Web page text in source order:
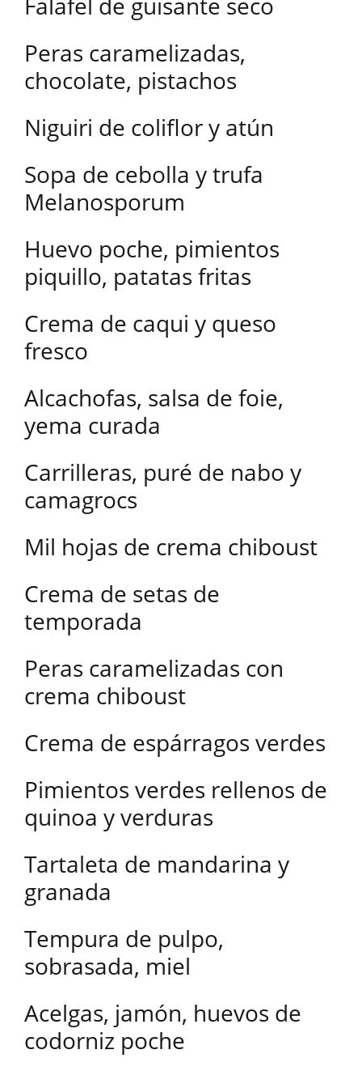
Peras caramelizadas,
chocolate, pistachos
Niguiri de coliflor y atún
Sopa de cebolla y trufa
Melanosporum
Huevo poche, pimientos
piquillo, patatas fritas
Crema de caqui y queso
fresco
Alcachofas, salsa de foie,
yema curada
Carrilleras, puré de nabo y
camagrocs
Mil hojas de crema chiboust
Crema de setas de
temporada
Peras caramelizadas con
crema chiboust
Crema de espárragos verdes
Pimientos verdes rellenos de
quinoa y verduras
Tartaleta de mandarina y
granada
Tempura de pulpo,
sobrasada, miel
Acelgas, jamón, huevos de
codorniz poche